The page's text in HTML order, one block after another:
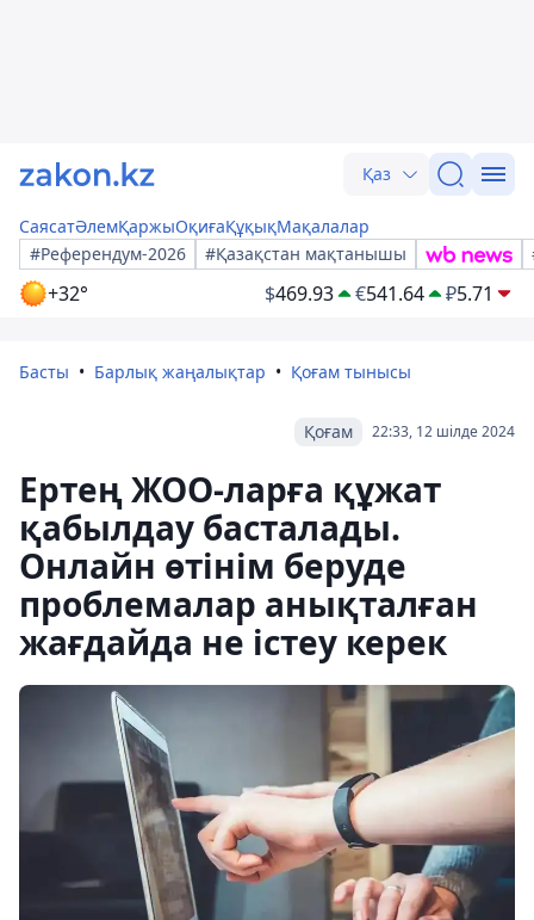
Қаз
СаясатӘлемҚаржыОқиғаҚұқықМақалалар
#Референдум-2026
#Қазақстан мақтанышы
+32° $469.93 €541.64 ₽5.71
Басты Барлық жаңалықтар Қоғам тынысы
22:33, 12 шілде 2024
Қоғам
Ертең ЖОО-ларға құжат
қабылдау басталады.
Онлайн өтінім беруде
проблемалар анықталған
жағдайда не істеу керек